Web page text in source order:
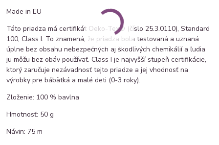
Made in EU
Táto priadza má certifikát Oeko-Tex® (číslo 25.3.0110), Standard
100, Class I. To znamená, že priadza bola testovaná a uznaná
úplne bez obsahu nebezpečných aj škodlivých chemikálií a ľudia
ju môžu bez obáv používať. Class I je najvyšší stupeň certifikácie,
ktorý zaručuje nezávadnosť tejto priadze a jej vhodnosť na
výrobky pre bábätká a malé deti (0-3 roky).
Zloženie: 100 % bavlna
Hmotnosť: 50 g
Návin: 75 m